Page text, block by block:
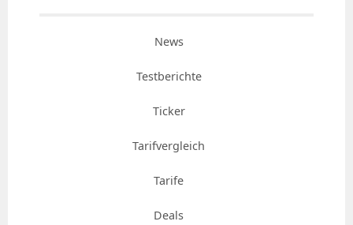
News
Testberichte
Ticker
Tarifvergleich
Tarife
Deals